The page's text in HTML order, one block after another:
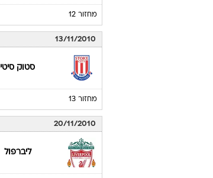
מחזור 12
13/11/2010
סטוק סיטי
מחזור 13
20/11/2010
ליברפול